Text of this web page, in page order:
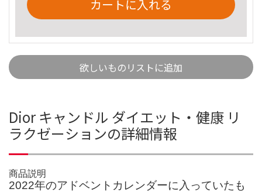
カートに入れる
欲しいものリストに追加
Dior キャンドル ダイエット・健康 リ
ラクゼーションの詳細情報
商品説明
2022年のアドベントカレンダーに入っていたも